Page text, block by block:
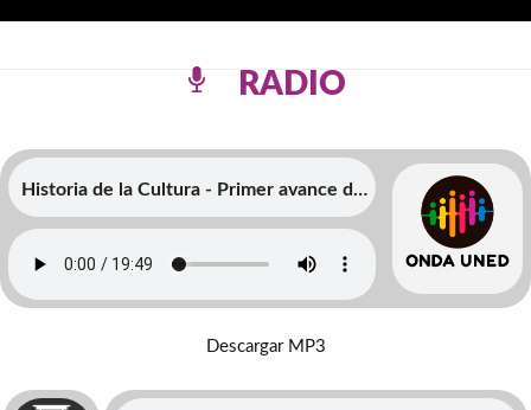
RADIO
Historia de la Cultura - Primer avance de
investigaciÃ³n
Descargar MP3